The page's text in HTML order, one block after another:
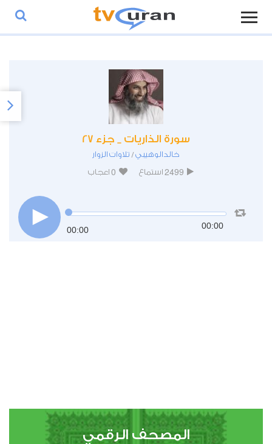
سورة الذاريات _ جزء 27
خالدالوهيبي/ تلاوات الزوار
2499 استماع 0 اعجاب
00:00 00:00
المصحف الرقمي